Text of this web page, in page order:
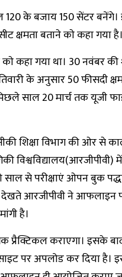
120 के बजाय 150 सेंटर
क्षमता बताने काे कहा गया है।
कहा गया था। 30 नवंबर
तिवारी के अनुसार 50 फीसदी
साल 20 मार्च तक यूजी
शिक्षा विभाग की ओर से
से परीक्षाएं ओपन बुक
आरजीपीवी ने आफलाइन
है।
कराएगा। इसके
पर अपलोड कर दिया है।